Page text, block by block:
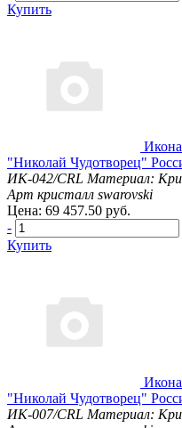
Купить
"Николай Чудотворец"
ИК-042/CRL Материал:
Арт кристалл swarovski
Цена: 69 457.50 руб.
-
Купить
"Николай Чудотворец"
ИК-007/CRL Материал: